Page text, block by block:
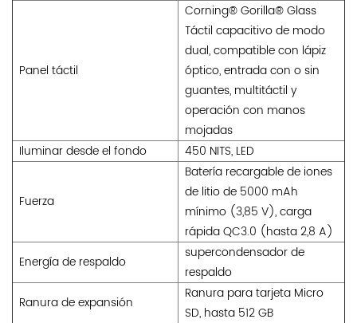
Panel táctil
Corning® Gorilla® Glass
Táctil capacitivo de modo
dual, compatible con lápiz
óptico, entrada con o sin
guantes, multitáctil y
operación con manos
mojadas
Iluminar desde el fondo
450 NITS, LED
Fuerza
Batería recargable de iones
de litio de 5000 mAh
mínimo (3,85 V), carga
rápida QC3.0 (hasta 2,8 A)
Energía de respaldo
supercondensador de
respaldo
Ranura de expansión
Ranura para tarjeta Micro
SD, hasta 512 GB